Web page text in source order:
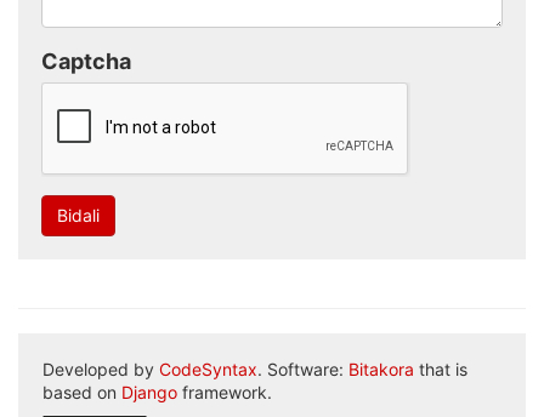
Captcha
Bidali
Developed by CodeSyntax. Software: Bitakora that is
based on Django framework.